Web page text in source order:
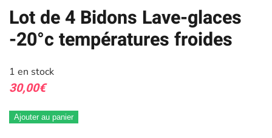
Lot de 4 Bidons Lave-glaces
-20°c températures froides
1 en stock
30,00€
Ajouter au panier